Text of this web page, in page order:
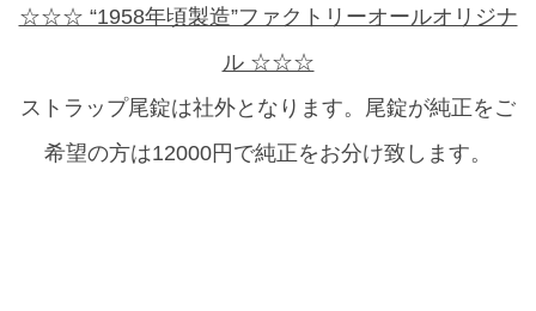
☆☆☆ “1958年頃製造”ファクトリーオールオリジナ
ル ☆☆☆
ストラップ尾錠は社外となります。尾錠が純正をご
希望の方は12000円で純正をお分け致します。